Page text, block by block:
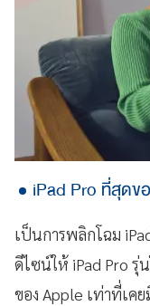
iPad Pro ที่สุดข
เป็นการพลิกโฉม
ดีไซน์ให้ iPad Pro
ของ Apple เท่าที่เค